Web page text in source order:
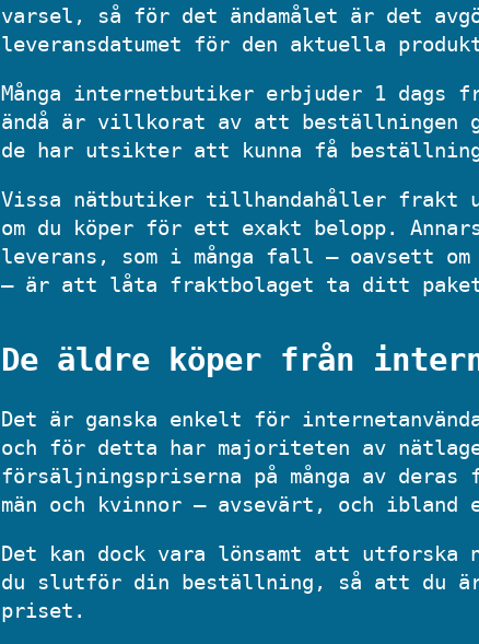
varsel, så för det ändamålet är det
leveransdatumet för den aktuella
Många internetbutiker erbjuder 1 dags
ändå är villkorat av att beställningen
de har utsikter att kunna få
Vissa nätbutiker tillhandahåller frakt
om du köper för ett exakt belopp.
leverans, som i många fall – oavsett
– är att låta fraktbolaget ta ditt
De äldre köper från
Det är ganska enkelt för
och för detta har majoriteten av
försäljningspriserna på många av
män och kvinnor – avsevärt, och
Det kan dock vara lönsamt att
du slutför din beställning, så att du är
priset.